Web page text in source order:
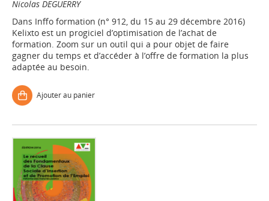
Nicolas DEGUERRY
Dans Inffo formation (n° 912, du 15 au 29 décembre 2016)
Kelixto est un progiciel d’optimisation de l’achat de
formation. Zoom sur un outil qui a pour objet de faire
gagner du temps et d’accéder à l’offre de formation la plus
adaptée au besoin.
Ajouter au panier